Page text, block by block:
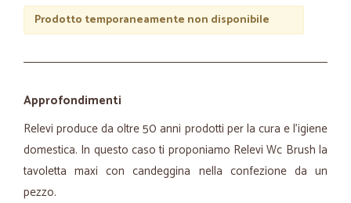
Prodotto temporaneamente non disponibile
Approfondimenti
Relevi produce da oltre 50 anni prodotti per la cura e l’igiene
domestica. In questo caso ti proponiamo Relevi Wc Brush la
tavoletta maxi con candeggina nella confezione da un
pezzo.